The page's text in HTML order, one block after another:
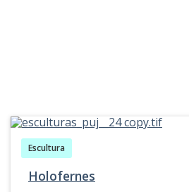
Escultura
Holofernes